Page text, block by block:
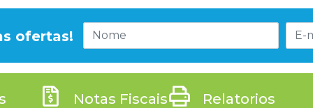
ofertas!
Notas Fiscais Relatorios